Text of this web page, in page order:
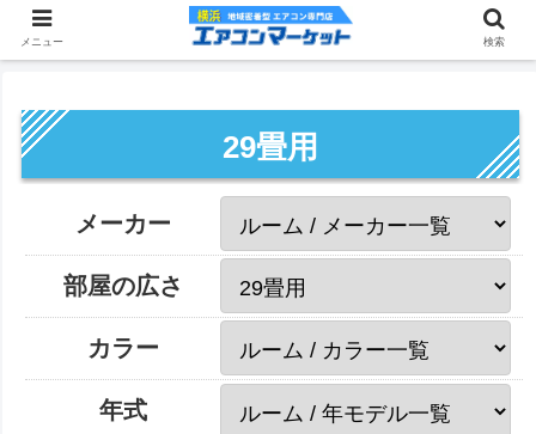
29畳用
メーカー
部屋の広さ
カラー
年式
メニュー 検索